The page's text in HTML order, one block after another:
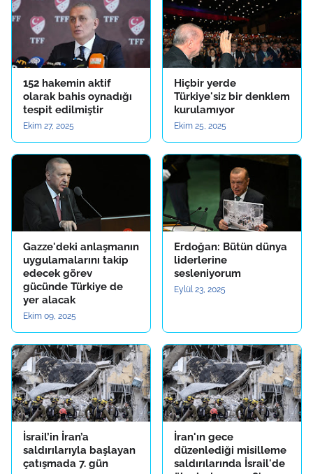
152 hakemin aktif
olarak bahis oynadığı
tespit edilmiştir
Ekim 27, 2025
Hiçbir yerde
Türkiye'siz bir denklem
kurulamıyor
Ekim 25, 2025
Gazze'deki anlaşmanın
uygulamalarını takip
edecek görev
gücünde Türkiye de
yer alacak
Ekim 09, 2025
Erdoğan: Bütün dünya
liderlerine
sesleniyorum
Eylül 23, 2025
İsrail’in İran’a
saldırılarıyla başlayan
çatışmada 7. gün
İran'ın gece
düzenlediği misilleme
saldırılarında İsrail'de